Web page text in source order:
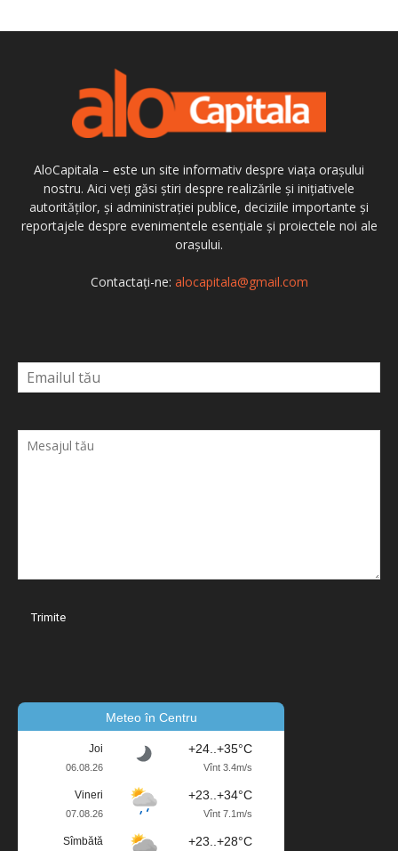
AloCapitala – este un site informativ despre viața orașului
nostru. Aici veți găsi știri despre realizările și inițiativele
autorităților, și administrației publice, deciziile importante și
reportajele despre evenimentele esențiale și proiectele noi ale
orașului.
Contactați-ne: alocapitala@gmail.com
Meteo în Centru
Joi
06.08.26
+24..+35°C
Vînt 3.4m/s
Vineri
07.08.26
+23..+34°C
Vînt 7.1m/s
Sîmbătă +23..+28°C